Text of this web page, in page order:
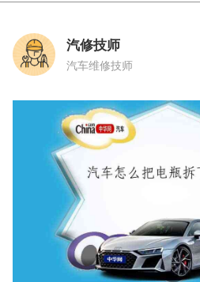
汽修技师
汽车维修技师